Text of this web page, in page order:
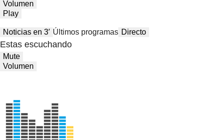
Volumen
Play
Noticias en 3′ Últimos programas Directo
Estas escuchando
Mute
Volumen